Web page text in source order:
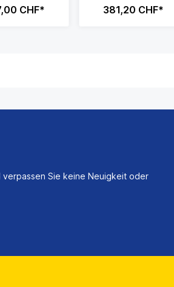
CHF* 381,20 CHF*
Sie keine Neuigkeit oder